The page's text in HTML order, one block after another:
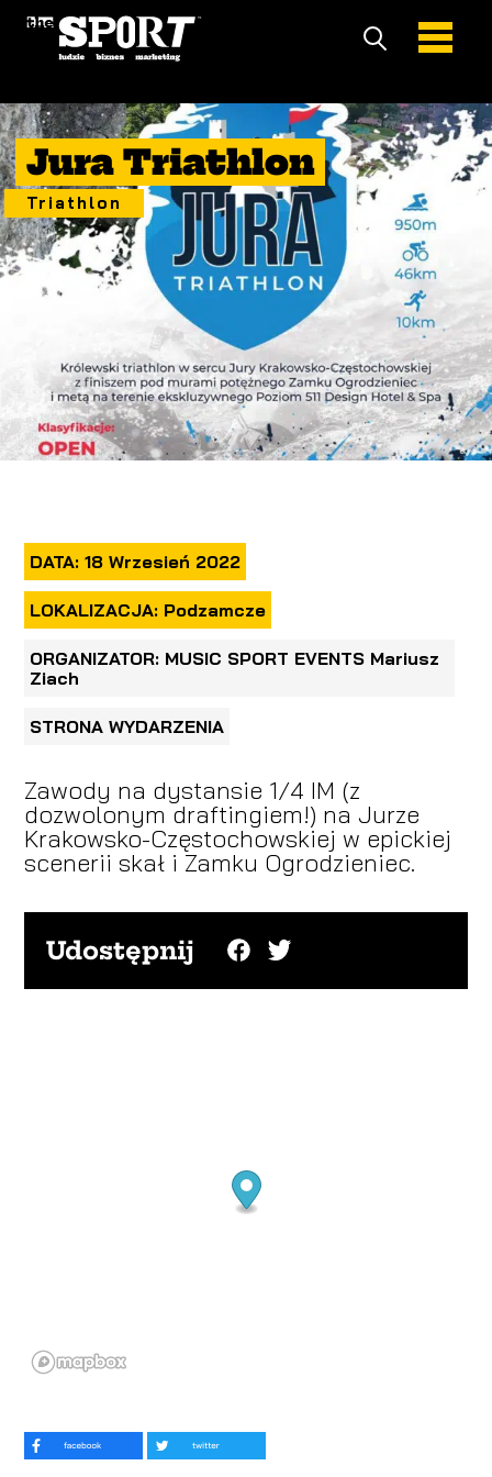
Jura Triathlon
Triathlon
DATA: 18 Wrzesień 2022
LOKALIZACJA: Podzamcze
ORGANIZATOR: MUSIC SPORT EVENTS Mariusz
Ziach
STRONA WYDARZENIA
Zawody na dystansie 1/4 IM (z
dozwolonym draftingiem!) na Jurze
Krakowsko-Częstochowskiej w epickiej
scenerii skał i Zamku Ogrodzieniec.
Udostępnij